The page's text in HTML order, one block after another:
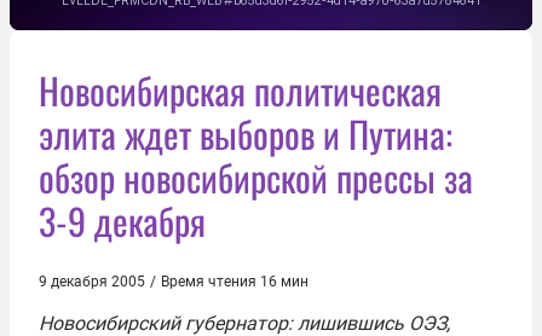
Новосибирская политическая
элита ждет выборов и Путина:
обзор новосибирской прессы за
3-9 декабря
9 декабря 2005 / Время чтения 16 мин
Новосибирский губернатор: лишившись ОЭЗ,